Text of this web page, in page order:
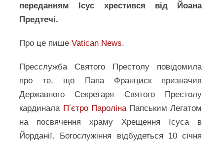
переданням Ісус хрестився від Йоана
Предтечі.
Про це пишеVatican News.
Пресслужба Святого Престолу повідомила
про те, що Папа Франциск призначив
Державного Секретаря Святого Престолу
кардинала Пʼєтро ПаролінаПапським Легатом
на посвячення храму Хрещення Ісуса в
Йорданії. Богослужіння відбудеться 10 січня